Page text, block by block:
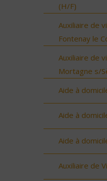
(H/F)
Auxiliaire de
Fontenay le
Auxiliaire de
Mortagne s/
Aide à
Aide à
Aide à
Auxiliaire de